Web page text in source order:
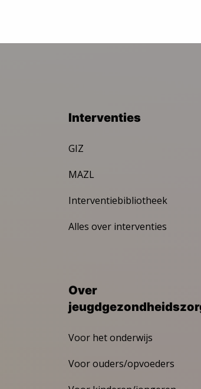
Interventies
GIZ
MAZL
Interventiebibliotheek
Alles over interventies
Over
Voor het onderwijs
Voor ouders/opvoeders